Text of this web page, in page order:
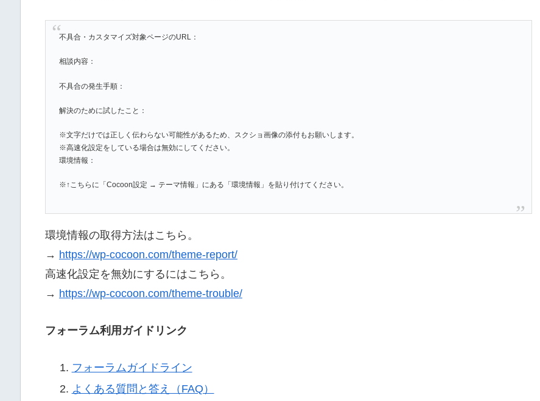
不具合・カスタマイズ対象ページのURL：
相談内容：
不具合の発生手順：
解決のために試したこと：
※文字だけでは正しく伝わらない可能性があるため、スクショ画像の添付もお願いします。
※高速化設定をしている場合は無効にしてください。
環境情報：
※↑こちらに「Cocoon設定 → テーマ情報」にある「環境情報」を貼り付けてください。
環境情報の取得方法はこちら。
→ https://wp-cocoon.com/theme-report/
高速化設定を無効にするにはこちら。
→ https://wp-cocoon.com/theme-trouble/
フォーラム利用ガイドリンク
フォーラムガイドライン
よくある質問と答え（FAQ）